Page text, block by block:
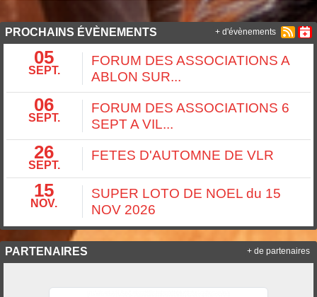
PROCHAINS ÉVÈNEMENTS
05
SEPT.
FORUM DES ASSOCIATIONS A
ABLON SUR...
06
SEPT.
FORUM DES ASSOCIATIONS 6
SEPT A VIL...
26
SEPT.
FETES D'AUTOMNE DE VLR
15
NOV.
SUPER LOTO DE NOEL du 15
NOV 2026
+ d'évènements
PARTENAIRES + de partenaires